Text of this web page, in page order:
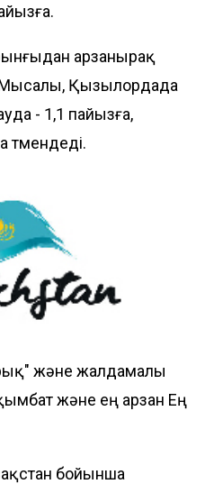
арзанырақ
Мысалы, Қызылордада
- 1,1 пайызға,
төмендеді.
және жалдамалы
және ең арзан Ең
бойынша